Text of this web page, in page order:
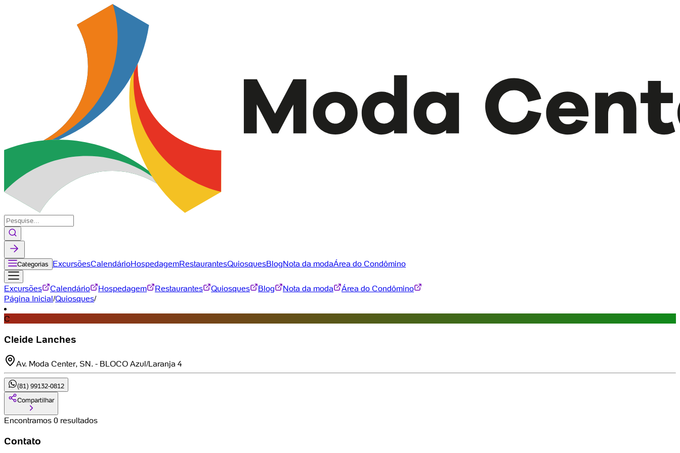
Categorias ExcursõesCalendárioHospedagemRestaurantesQuiosquesBlogNota da modaÁrea do Condômino
Excursões Calendário Hospedagem Restaurantes Quiosques Blog Nota da moda
Área do Condômino
Página Inicial/Quiosques/
C
Cleide Lanches
Av. Moda Center, SN. - BLOCO Azul/Laranja 4
(81) 99132-0812
Compartilhar
Encontramos 0 resultados
Contato